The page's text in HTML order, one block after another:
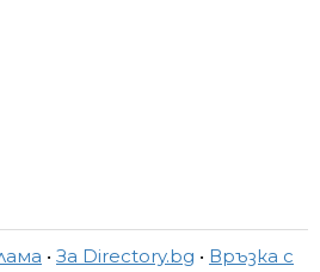
• За Directory.bg • Връзка с